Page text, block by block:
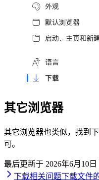
其它浏览器
其它浏览器也类似，找到
可。
最后更新于 2026年6月10日
下载相关问题下载文件